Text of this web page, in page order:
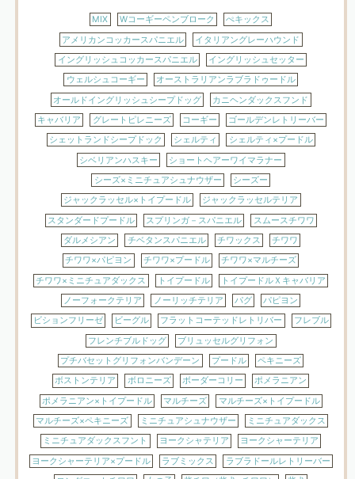
MIX Wコーギーペンブローク
ぺキックス
アメリカンコッカースパニエル
イタリアングレーハウンド
イングリッシュコッカースパニエル
イングリッシュセッター
ウェルシュコーギー
オーストラリアンラブラドゥードル
オールドイングリッシュシープドッグ
カニヘンダックスフンド
キャバリア
グレートピレニーズ コーギー
ゴールデンレトリーバー
シェットランドシープドック
シェルティ
シェルティ×プードル
シベリアンハスキー
ショートヘアーワイマラナー
シーズ×ミニチュアシュナウザー
シーズー
ジャックラッセル×トイプードル
ジャックラッセルテリア
スタンダードプードル
スプリンガ－スパニエル
スムースチワワ
ダルメシアン
チベタンスパニエル チワックス
チワワ
チワワ×パピヨン
チワワ×プードル
チワワ×マルチーズ
チワワ×ミニチュアダックス
トイプードル
トイプードルＸキャバリア
ノーフォークテリア
ノーリッチテリア パグ
パピヨン
ビションフリーゼ
ビーグル フラットコーテッドレトリバー
フレブル
フレンチブルドッグ
ブリュッセルグリフォン
プチバセットグリフォンバンデーン
プードル
ペキニーズ
ボストンテリア
ボロニーズ ボーダーコリー
ポメラニアン
ポメラニアン×トイプードル
マルチーズ
マルチーズ×トイプードル
マルチーズ×ペキニーズ
ミニチュアシュナウザー
ミニチュアダックス
ミニチュアダックスフント
ヨークシャテリア
ヨークシャーテリア
ヨークシャーテリア×プードル
ラブミックス
ラブラドールレトリーバー